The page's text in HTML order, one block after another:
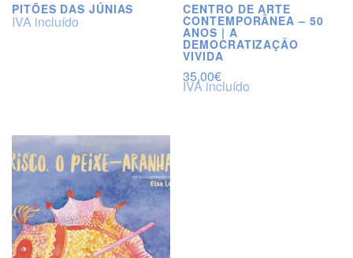
PITÕES DAS JÚNIAS
IVA incluído
CENTRO DE ARTE
CONTEMPORÂNEA – 50
ANOS | A
DEMOCRATIZAÇÃO
VIVIDA
35,00€
IVA incluído